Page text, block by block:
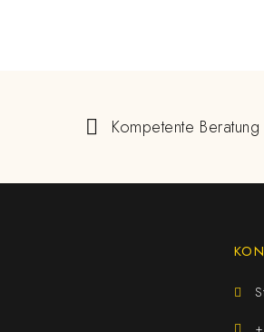
Kompetente Beratung